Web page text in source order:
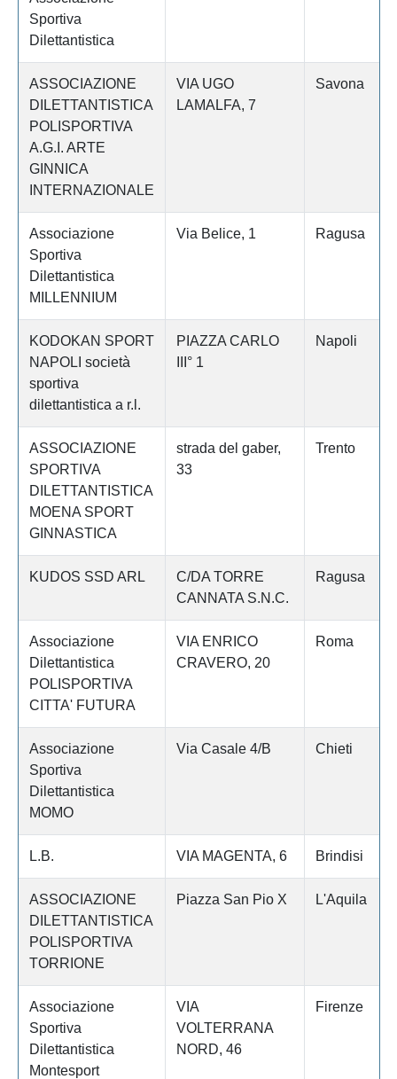
Sportiva
Dilettantistica
ASSOCIAZIONE
DILETTANTISTICA
POLISPORTIVA
A.G.I. ARTE
GINNICA
INTERNAZIONALE
VIA UGO
LAMALFA, 7
Savona
Associazione
Sportiva
Dilettantistica
MILLENNIUM
Via Belice, 1 Ragusa
KODOKAN SPORT
NAPOLI società
sportiva
dilettantistica a r.l.
PIAZZA CARLO
III° 1
Napoli
ASSOCIAZIONE
SPORTIVA
DILETTANTISTICA
MOENA SPORT
GINNASTICA
strada del gaber,
33
Trento
KUDOS SSD ARL
C/DA TORRE
CANNATA S.N.C.
Ragusa
Associazione
Dilettantistica
POLISPORTIVA
CITTA' FUTURA
VIA ENRICO
CRAVERO, 20
Roma
Associazione
Sportiva
Dilettantistica
MOMO
Via Casale 4/B Chieti
L.B. VIA MAGENTA, 6 Brindisi
ASSOCIAZIONE
DILETTANTISTICA
POLISPORTIVA
TORRIONE
Piazza San Pio X L'Aquila
Associazione
Sportiva
Dilettantistica
Montesport
VIA
VOLTERRANA
NORD, 46
Firenze